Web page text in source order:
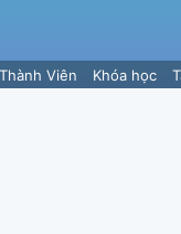
Thành Viên Khóa học